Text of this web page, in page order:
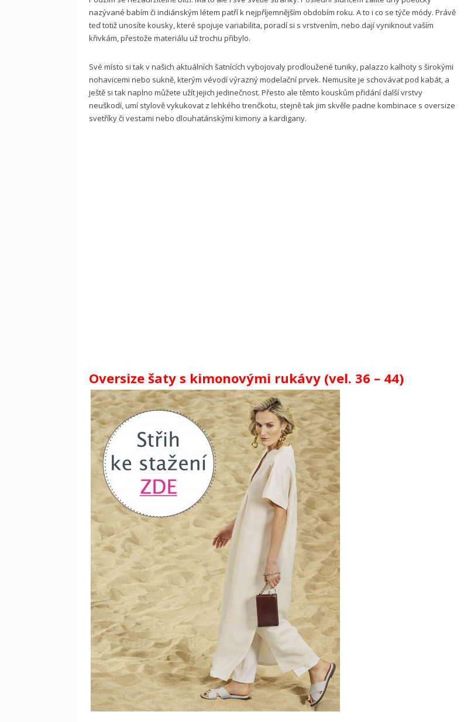
nazývané babím či indiánským létem patří k nejpříjemnějším obdobím roku. A to i co se týče módy. Právě
teď totiž unosíte kousky, které spojuje variabilita, poradí si s vrstvením, nebo dají vyniknout vaším
křivkám, přestože materiálu už trochu přibylo.
Své místo si tak v našich aktuálních šatnících vybojovaly prodloužené tuniky, palazzo kalhoty s širokými
nohavicemi nebo sukně, kterým vévodí výrazný modelační prvek. Nemusíte je schovávat pod kabát, a
ještě si tak naplno můžete užít jejich jedinečnost. Přesto ale těmto kouskům přidání další vrstvy
neuškodí, umí stylově vykukovat z lehkého trenčkotu, stejně tak jim skvěle padne kombinace s oversize
svetříky či vestami nebo dlouhatánskými kimony a kardigany.
Oversize šaty s kimonovými rukávy (vel. 36 – 44)